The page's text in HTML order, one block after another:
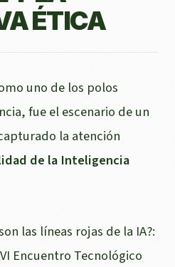
ÉTICA
uno de los polos
fue el escenario de un
la atención
de la Inteligencia
las líneas rojas de la IA?:
Encuentro Tecnológico